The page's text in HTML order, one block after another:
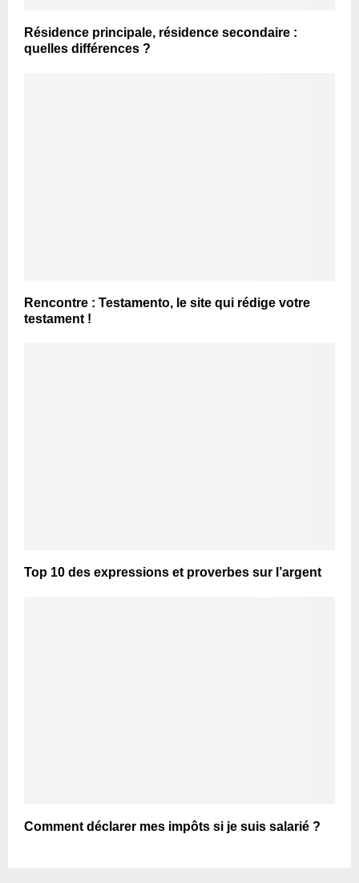
Résidence principale, résidence secondaire :
quelles différences ?
Rencontre : Testamento, le site qui rédige votre
testament !
Top 10 des expressions et proverbes sur l’argent
Comment déclarer mes impôts si je suis salarié ?